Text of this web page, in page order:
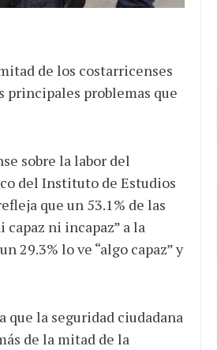
de los costarricenses
principales problemas que
sobre la labor del
del Instituto de Estudios
que un 53.1% de las
capaz ni incapaz” a la
29.3% lo ve “algo capaz” y
que la seguridad ciudadana
de la mitad de la